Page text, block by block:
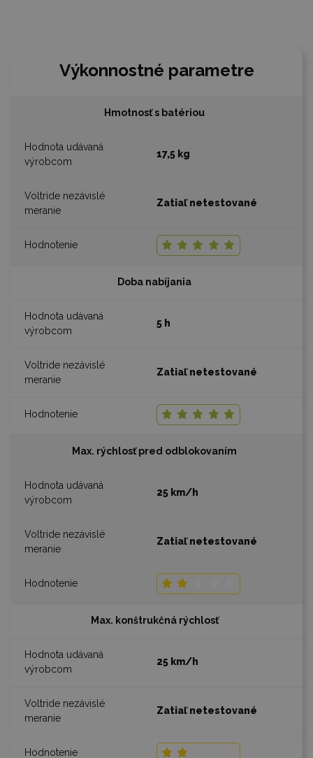
Výkonnostné parametre
Hmotnosť s batériou
17,5 kg
Zatiaľ netestované
Doba nabíjania
5 h
Zatiaľ netestované
Max. rýchlosť pred odblokovaním
25 km/h
Zatiaľ netestované
Max. konštrukčná rýchlosť
25 km/h
Zatiaľ netestované